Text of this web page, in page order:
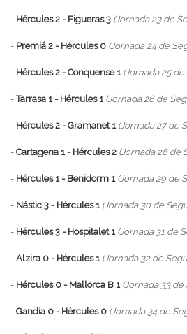
- Hércules 2 - Figueras 3 (Jornada 23 de
- Premiá 2 - Hércules 0 (Jornada 24 de
- Hércules 2 - Conquense 1 (Jornada 25
-Tarrasa 1 - Hércules 1 (Jornada 26 de
- Hércules 2 - Gramanet 1 (Jornada 27 de
- Cartagena 1 - Hércules 2 (Jornada 28 de
- Hércules 1 - Benidorm 1 (Jornada 29 de
- Nástic 3 - Hércules 1 (Jornada 30 de
- Hércules 3 - Hospitalet 1 (Jornada 31 de
- Alzira 0 - Hércules 1 (Jornada 32 de
- Hércules 0 - Mallorca B 1 (Jornada 33
- Gandía 0 - Hércules 0 (Jornada 34 de